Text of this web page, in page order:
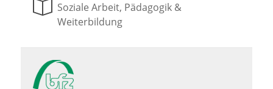
Soziale Arbeit, Pädagogik &
Weiterbildung